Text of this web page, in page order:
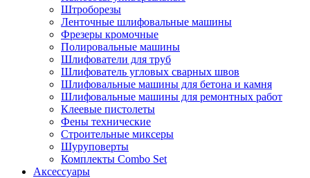
Штроборезы
Ленточные шлифовальные машины
Фрезеры кромочные
Полировальные машины
Шлифователи для труб
Шлифователь угловых сварных швов
Шлифовальные машины для бетона и камня
Шлифовальные машины для ремонтных работ
Клеевые пистолеты
Фены технические
Строительные миксеры
Шуруповерты
Комплекты Combo Set
Аксессуары